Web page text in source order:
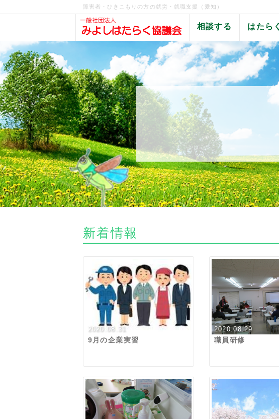
障害者・ひきこもりの方の就労・就職支援（愛知）
相談する はたら
新着情報
2020.08.31
9月の企業実習
2020.08.29
職員研修